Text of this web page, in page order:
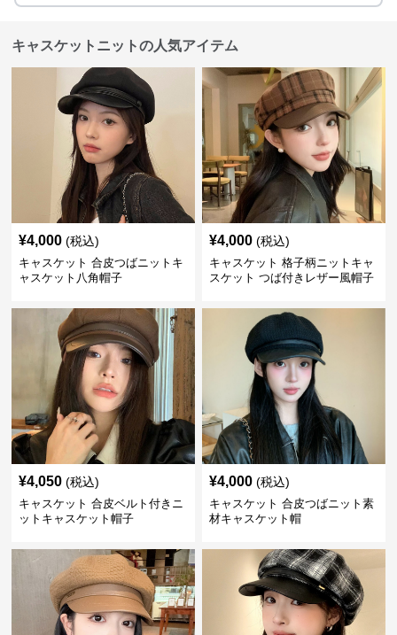
キャスケットニットの人気アイテム
¥4,000 (税込)
キャスケット 合皮つばニットキ
ャスケット八角帽子
¥4,000 (税込)
キャスケット 格子柄ニットキャ
スケット つば付きレザー風帽子
¥4,050 (税込)
キャスケット 合皮ベルト付きニ
ットキャスケット帽子
¥4,000 (税込)
キャスケット 合皮つばニット素
材キャスケット帽